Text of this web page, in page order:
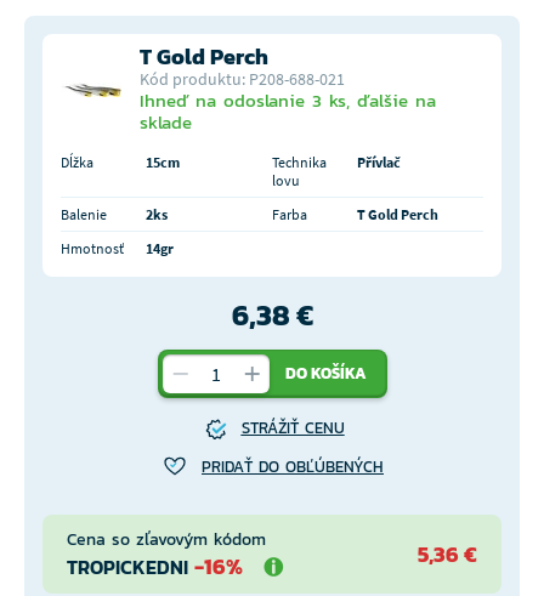
T Gold Perch
Kód produktu: P208-688-021
Ihneď na odoslanie 3 ks, ďalšie na
sklade
Dĺžka 15cm
Technika
lovu
Přívlač
Balenie 2ks Farba
T Gold Perch
Hmotnosť
14gr
6,38 €
DO KOŠÍKA
STRÁŽIŤ CENU
PRIDAŤ DO OBĽÚBENÝCH
Cena so zľavovým kódom
TROPICKEDNI -16% 5,36 €